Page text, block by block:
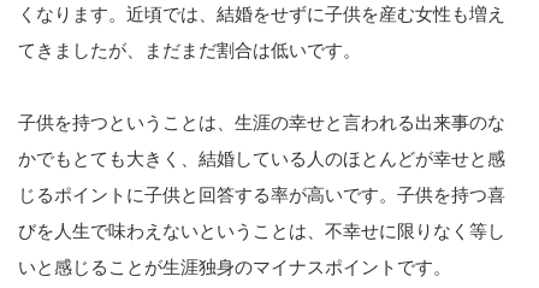
くなります。近頃では、結婚をせずに子供を産む女性も増え
てきましたが、まだまだ割合は低いです。
子供を持つということは、生涯の幸せと言われる出来事のな
かでもとても大きく、結婚している人のほとんどが幸せと感
じるポイントに子供と回答する率が高いです。子供を持つ喜
びを人生で味わえないということは、不幸せに限りなく等し
いと感じることが生涯独身のマイナスポイントです。